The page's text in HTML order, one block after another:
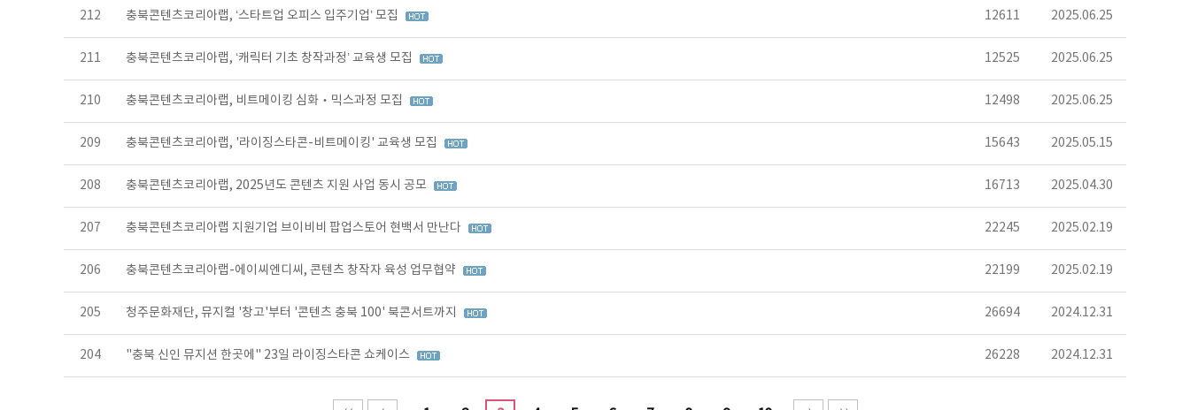
212 충북콘텐츠코리아랩, ‘스타트업 오피스 입주기업’ 모집 12611 2025.06.25
211 충북콘텐츠코리아랩, ‘캐릭터 기초 창작과정’ 교육생 모집 12525 2025.06.25
210 충북콘텐츠코리아랩, 비트메이킹 심화‧믹스과정 모집 12498 2025.06.25
209 충북콘텐츠코리아랩, '라이징스타콘-비트메이킹' 교육생 모집 15643 2025.05.15
208 충북콘텐츠코리아랩, 2025년도 콘텐츠 지원 사업 동시 공모 16713 2025.04.30
207 충북콘텐츠코리아랩 지원기업 브이비비 팝업스토어 현백서 만난다 22245 2025.02.19
206 충북콘텐츠코리아랩-에이씨엔디씨, 콘텐츠 창작자 육성 업무협약 22199 2025.02.19
205 청주문화재단, 뮤지컬 '창고'부터 '콘텐츠 충북 100' 북콘서트까지 26694 2024.12.31
204 "충북 신인 뮤지션 한곳에" 23일 라이징스타콘 쇼케이스 26228 2024.12.31